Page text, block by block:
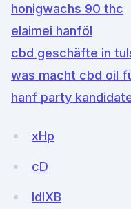
honigwachs 90 thc
elaimei hanföl
cbd geschäfte in
was macht cbd oil
hanf party
xHp
cD
IdIXB